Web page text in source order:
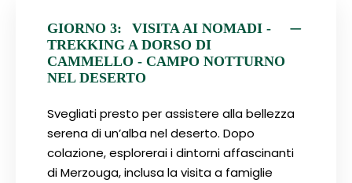
GIORNO 3:
VISITA AI NOMADI -
TREKKING A DORSO DI
CAMMELLO - CAMPO NOTTURNO
NEL DESERTO
Svegliati presto per assistere alla bellezza
serena di un’alba nel deserto. Dopo
colazione, esplorerai i dintorni affascinanti
di Merzouga, inclusa la visita a famiglie